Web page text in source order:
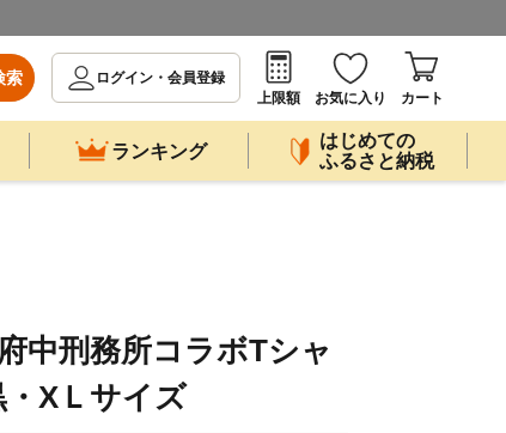
索
ログイン・会員登録
上限額
お気に入り カート
ランキング
はじめての
ふるさと納税
中刑務所コラボTシャ
XＬサイズ